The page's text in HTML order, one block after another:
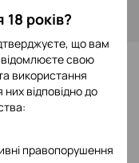
років?
що вам
свою
використання
відповідно до
правопорушення
знижки